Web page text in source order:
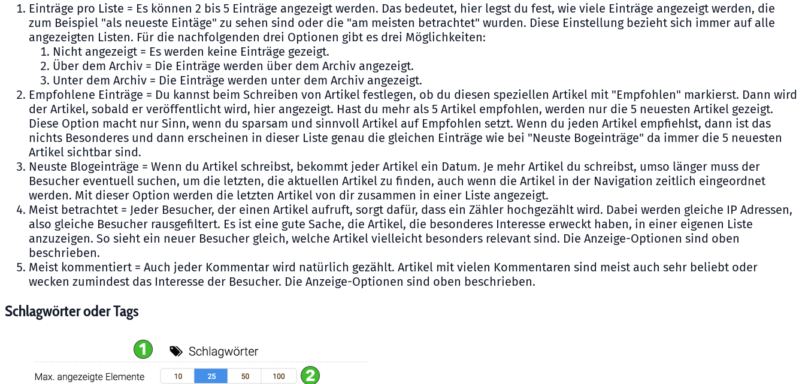
Einträge pro Liste = Es können 2 bis 5 Einträge angezeigt werden. Das bedeutet, hier legst du fest, wie viele Einträge angezeigt werden, die
zum Beispiel "als neueste Eintäge" zu sehen sind oder die "am meisten betrachtet" wurden. Diese Einstellung bezieht sich immer auf alle
angezeigten Listen. Für die nachfolgenden drei Optionen gibt es drei Möglichkeiten:
Nicht angezeigt = Es werden keine Einträge gezeigt.
Über dem Archiv = Die Einträge werden über dem Archiv angezeigt.
Unter dem Archiv = Die Einträge werden unter dem Archiv angezeigt.
Empfohlene Einträge = Du kannst beim Schreiben von Artikel festlegen, ob du diesen speziellen Artikel mit "Empfohlen" markierst. Dann wird
der Artikel, sobald er veröffentlicht wird, hier angezeigt. Hast du mehr als 5 Artikel empfohlen, werden nur die 5 neuesten Artikel gezeigt.
Diese Option macht nur Sinn, wenn du sparsam und sinnvoll Artikel auf Empfohlen setzt. Wenn du jeden Artikel empfiehlst, dann ist das
nichts Besonderes und dann erscheinen in dieser Liste genau die gleichen Einträge wie bei "Neuste Bogeinträge" da immer die 5 neuesten
Artikel sichtbar sind.
Neuste Blogeinträge = Wenn du Artikel schreibst, bekommt jeder Artikel ein Datum. Je mehr Artikel du schreibst, umso länger muss der
Besucher eventuell suchen, um die letzten, die aktuellen Artikel zu finden, auch wenn die Artikel in der Navigation zeitlich eingeordnet
werden. Mit dieser Option werden die letzten Artikel von dir zusammen in einer Liste angezeigt.
Meist betrachtet = Jeder Besucher, der einen Artikel aufruft, sorgt dafür, dass ein Zähler hochgezählt wird. Dabei werden gleiche IP Adressen,
also gleiche Besucher rausgefiltert. Es ist eine gute Sache, die Artikel, die besonderes Interesse erweckt haben, in einer eigenen Liste
anzuzeigen. So sieht ein neuer Besucher gleich, welche Artikel vielleicht besonders relevant sind. Die Anzeige-Optionen sind oben
beschrieben.
Meist kommentiert = Auch jeder Kommentar wird natürlich gezählt. Artikel mit vielen Kommentaren sind meist auch sehr beliebt oder
wecken zumindest das Interesse der Besucher. Die Anzeige-Optionen sind oben beschrieben.
Schlagwörter oder Tags